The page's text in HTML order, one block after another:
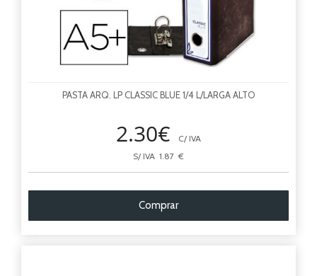
PASTA ARQ. LP CLASSIC BLUE 1/4 L/LARGA ALTO
2.30€
C/ IVA
S/ IVA 1.87 €
Comprar